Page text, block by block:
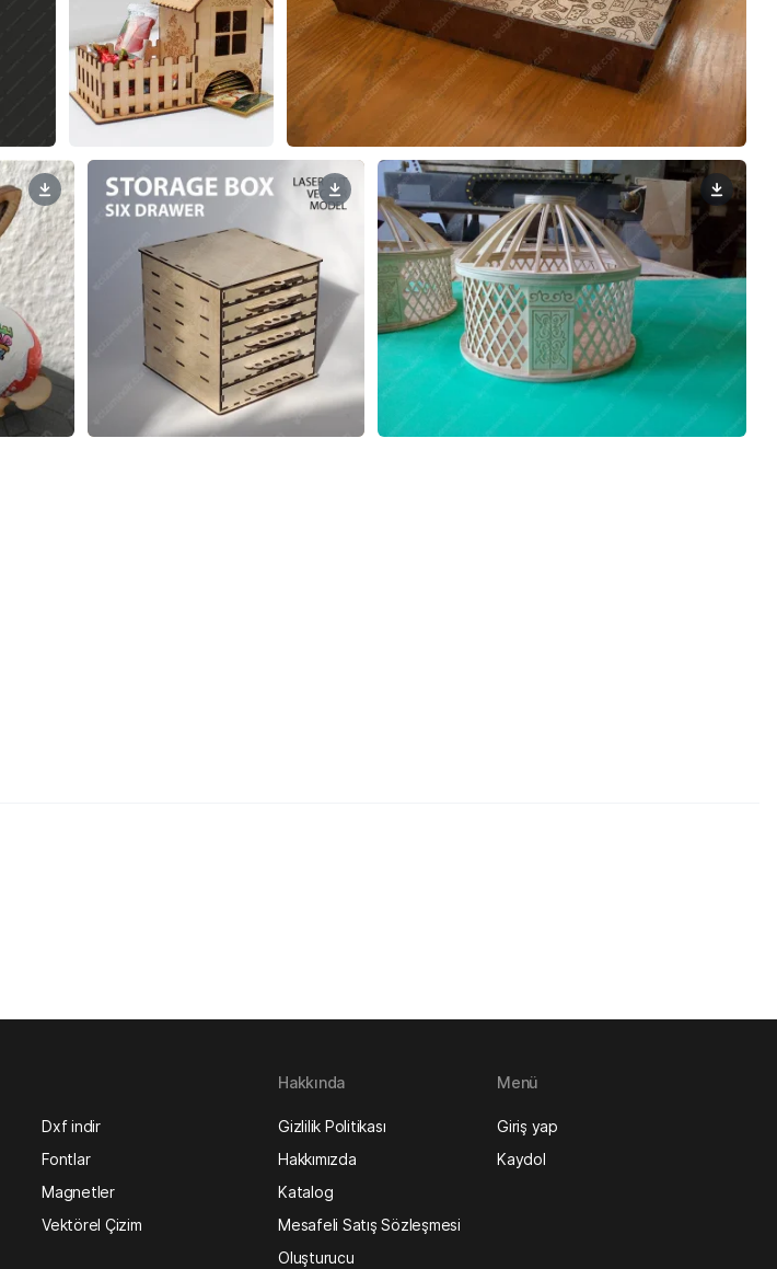
Dxf indir
Fontlar
Magnetler
Vektörel Çizim
Hakkında
Gizlilik Politikası
Hakkımızda
Katalog
Mesafeli Satış Sözleşmesi
Oluşturucu
Menü
Giriş yap
Kaydol